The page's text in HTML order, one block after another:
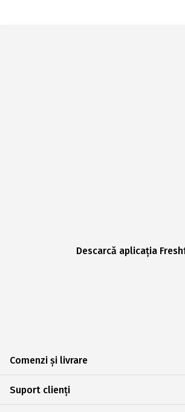
Descarcă aplicația
Comenzi și livrare
Suport clienți